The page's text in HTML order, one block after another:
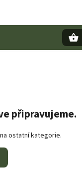
připravujeme.
ostatní kategorie.